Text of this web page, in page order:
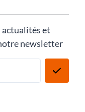
actualités et
newsletter